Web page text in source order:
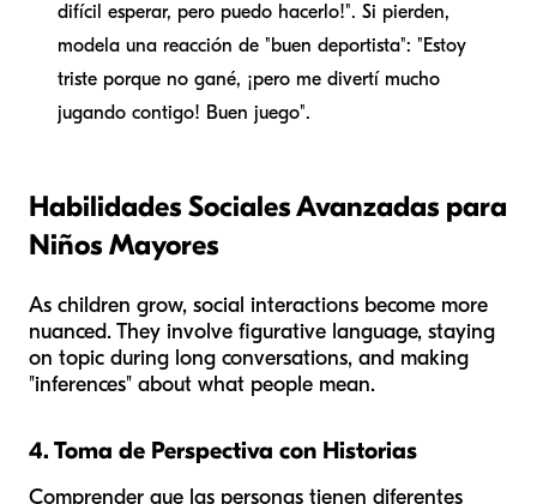
difícil esperar, pero puedo hacerlo!". Si pierden,
modela una reacción de "buen deportista": "Estoy
triste porque no gané, ¡pero me divertí mucho
jugando contigo! Buen juego".
Habilidades Sociales Avanzadas para
Niños Mayores
As children grow, social interactions become more
nuanced. They involve figurative language, staying
on topic during long conversations, and making
"inferences" about what people mean.
4. Toma de Perspectiva con Historias
Comprender que las personas tienen diferentes